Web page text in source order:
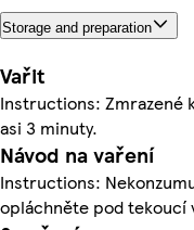
Storage and preparation
Vařit
Instructions: Zmrazené
asi 3 minuty.
Návod na vaření
Instructions:
opláchněte pod tekoucí